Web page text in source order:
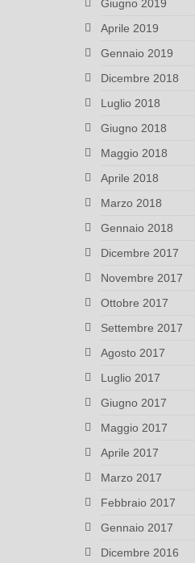
Giugno 2019
Aprile 2019
Gennaio 2019
Dicembre 2018
Luglio 2018
Giugno 2018
Maggio 2018
Aprile 2018
Marzo 2018
Gennaio 2018
Dicembre 2017
Novembre 2017
Ottobre 2017
Settembre 2017
Agosto 2017
Luglio 2017
Giugno 2017
Maggio 2017
Aprile 2017
Marzo 2017
Febbraio 2017
Gennaio 2017
Dicembre 2016